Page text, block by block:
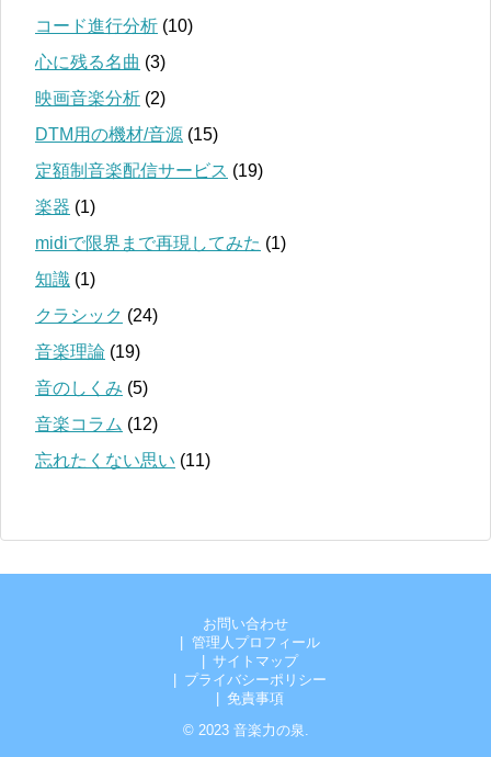
コード進行分析 (10)
心に残る名曲 (3)
映画音楽分析 (2)
DTM用の機材/音源 (15)
定額制音楽配信サービス (19)
楽器 (1)
midiで限界まで再現してみた (1)
知識 (1)
クラシック (24)
音楽理論 (19)
音のしくみ (5)
音楽コラム (12)
忘れたくない思い (11)
お問い合わせ
管理人プロフィール
サイトマップ
プライバシーポリシー
免責事項
© 2023 音楽力の泉 .